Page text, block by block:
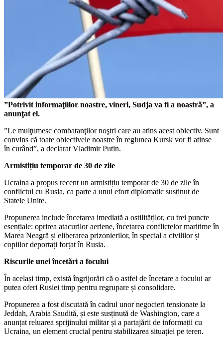
”Potrivit informaţiilor noastre, vineri, Sudja va fi a noastră”, a
anunţat el.
”Le mulţumesc combatanţilor noştri care au atins acest obiectiv. Sunt
convins că toate obiectivele noastre în regiunea Kursk vor fi atinse
în curând”, a declarat Vladimir Putin.
Armistițiu temporar de 30 de zile
Ucraina a propus recent un armistițiu temporar de 30 de zile în
conflictul cu Rusia, ca parte a unui efort diplomatic susținut de
Statele Unite.
Propunerea include încetarea imediată a ostilităților, cu trei puncte
esențiale: oprirea atacurilor aeriene, încetarea conflictelor maritime în
Marea Neagră și eliberarea prizonierilor, în special a civililor și
copiilor deportați forțat în Rusia.
Riscurile unei încetări a focului
În același timp, există îngrijorări că o astfel de încetare a focului ar
putea oferi Rusiei timp pentru regrupare și consolidare.
Propunerea a fost discutată în cadrul unor negocieri tensionate la
Jeddah, Arabia Saudită, și este susținută de Washington, care a
anunțat reluarea sprijinului militar și a partajării de informații cu
Ucraina, un element crucial pentru stabilizarea situației pe teren.